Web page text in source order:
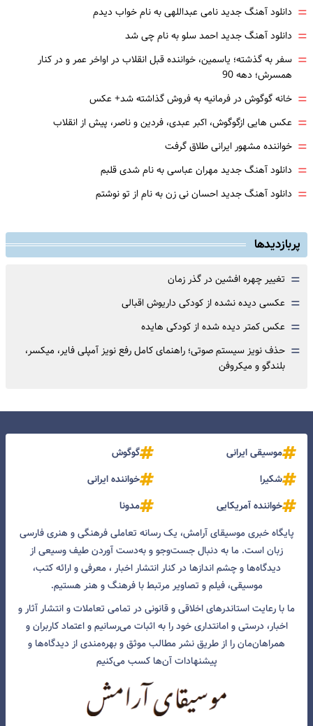
= دانلود آهنگ جدید نامی عبداللهی به نام خواب دیدم
= دانلود آهنگ جدید احمد سلو به نام چی شد
= سفر به گذشته؛ یاسمین، خواننده قبل انقلاب در اواخر عمر و در کنار
همسرش؛ دهه 90
= خانه گوگوش در فرمانیه به فروش گذاشته شد+ عکس
= عکس هایی ازگوگوش، اکبر عبدی، فردین و ناصر، پیش از انقلاب
= خواننده مشهور ایرانی طلاق گرفت
= دانلود آهنگ جدید مهران عباسی به نام شدی قلبم
= دانلود آهنگ جدید احسان نی زن به نام از تو نوشتم
پربازدیدها
= تغییر چهره افشین در گذر زمان
= عکسی دیده نشده از کودکی داریوش اقبالی
= عکس کمتر دیده شده از کودکی هایده
= حذف نویز سیستم صوتی؛ راهنمای کامل رفع نویز آمپلی فایر، میکسر،
بلندگو و میکروفن
موسیقی ایرانی
گوگوش
شکیرا
خواننده ایرانی
خواننده آمریکایی
مدونا
پایگاه خبری موسیقای آرامش، یک رسانه تعاملی فرهنگی و هنری فارسی
زبان است. ما به دنبال جست‌و‌جو و به‌دست آوردن طیف وسیعی از
دیدگاه‌ها و چشم انداز‌ها در کنار انتشار اخبار ، معرفی و ارائه کتب،
موسیقی، فیلم و تصاویر مرتبط با فرهنگ و هنر هستیم.
ما با رعایت استاندرهای اخلاقی و قانونی در تمامی تعاملات و انتشار آثار و
اخبار، درستی و امانتداری خود را به اثبات می‌رسانیم و اعتماد کاربران و
همراهان‌مان را از طریق نشر مطالب موثق و بهره‌مندی از دیدگاه‌ها و
پیشنهادات آن‌ها کسب می‌کنیم